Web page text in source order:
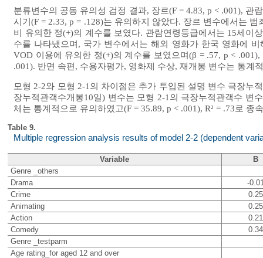
분류변수의 공동 유의성 검정 결과, 장르(F = 4.83, p < .001), 관
시기(F = 2.33, p = .128)는 유의하지 않았다. 장르 변수에서는
비 유의한 정(+)의 계수를 보였다. 관람연령등급에서는 15세이
수를 나타냈으며, 국가 변수에서는 해외 영화가 한국 영화에
VOD 이용에 유의한 정(+)의 계수를 보였으며(β = .57, p <
.001). 반면 속편, 수용자평가, 영화제 수상, 재개봉 변수는 통계
모형 2-2와 모형 2-1의 차이점은 추가 투입된 설명 변수 극장누
장누적관객수개봉10일) 변수는 모형 2-1의 극장누적관객수 변
체는 통계적으로 유의하였고(F = 35.89, p < .001), R² = .73로
Table 9.
Multiple regression analysis results of model 2-2 (dependent
Variable
B
Genre _others
Drama
-
Crime
0.25
Animating
0.25
Action
0.21
Comedy
0.34
Genre _testparm
Age rating_for aged 12 and over